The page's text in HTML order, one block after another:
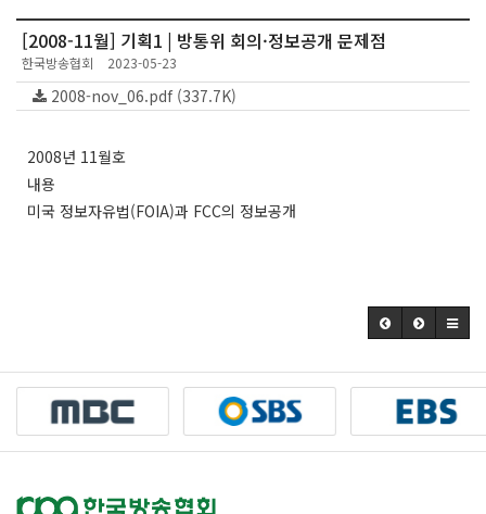
[2008-11월] 기획1 | 방통위 회의·정보공개 문제점
한국방송협회 2023-05-23
2008-nov_06.pdf (337.7K)
2008년 11월호
내용
미국 정보자유법(FOIA)과 FCC의 정보공개